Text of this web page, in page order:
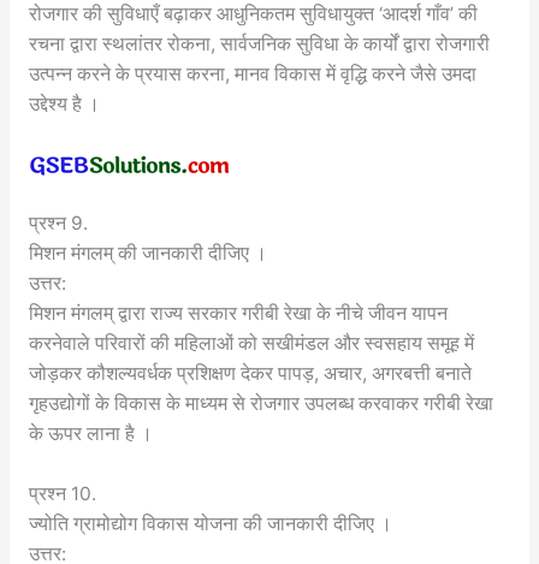
रोजगार की सुविधाएँ बढ़ाकर आधुनिकतम सुविधायुक्त ‘आदर्श गाँव’ की
रचना द्वारा स्थलांतर रोकना, सार्वजनिक सुविधा के कार्यों द्वारा रोजगारी
उत्पन्न करने के प्रयास करना, मानव विकास में वृद्धि करने जैसे उमदा
उद्देश्य है ।
प्रश्न 9.
मिशन मंगलम् की जानकारी दीजिए ।
उत्तर:
मिशन मंगलम् द्वारा राज्य सरकार गरीबी रेखा के नीचे जीवन यापन
करनेवाले परिवारों की महिलाओं को सखीमंडल और स्वसहाय समूह में
जोड़कर कौशल्यवर्धक प्रशिक्षण देकर पापड़, अचार, अगरबत्ती बनाते
गृहउद्योगों के विकास के माध्यम से रोजगार उपलब्ध करवाकर गरीबी रेखा
के ऊपर लाना है ।
प्रश्न 10.
ज्योति ग्रामोद्योग विकास योजना की जानकारी दीजिए ।
उत्तर: